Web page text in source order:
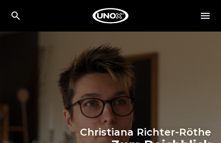
Christiana Richter-Röthe